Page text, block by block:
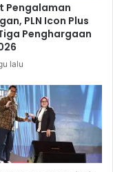
Pengalaman
PLN Icon Plus
Penghargaan
lalu